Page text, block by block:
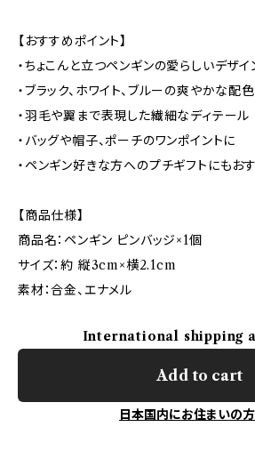
【おすすめポイント】
・ちょこんと立つペンギンの愛らしいデザイ
・ブラック、ホワイト、ブルーの爽やかな配色
・羽毛や翼まで表現した繊細なディテール
・バッグや帽子、ポーチのワンポイントに
・ペンギン好きな方へのプチギフトにもお
【商品仕様】
商品名：ペンギン ピンバッジ×1個
サイズ：約 縦3cm×横2.1cm
素材：合金、エナメル
International shipping
Add to cart
日本国内にお住まいの